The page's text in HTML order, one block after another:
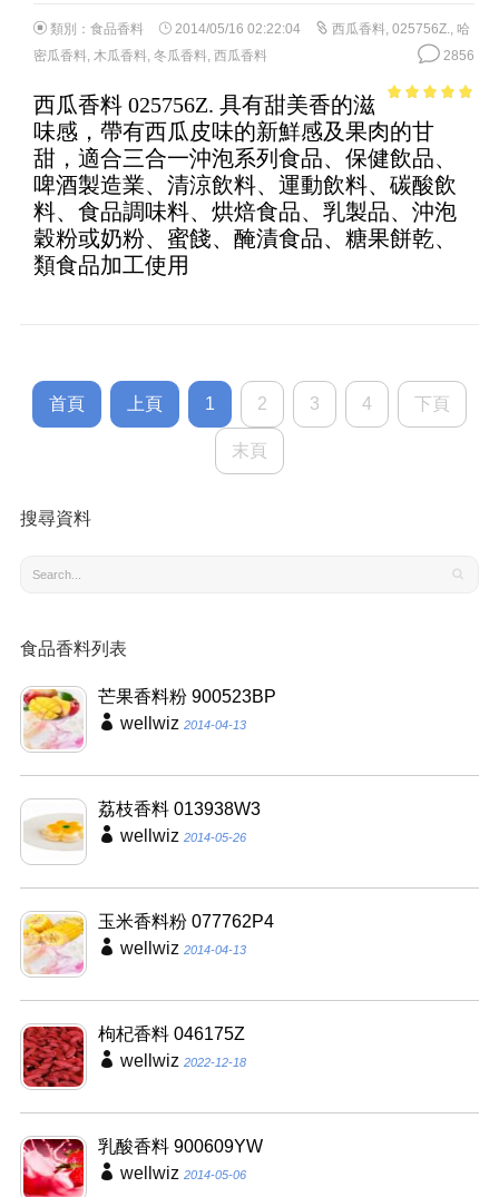
類別： 食品香料 2014/05/16 02:22:04 西瓜香料 025756Z.
哈
密瓜香料 木瓜香料 冬瓜香料 西瓜香料 2856
5
西瓜香料 025756Z. 具有甜美香的滋
味感，帶有西瓜皮味的新鮮感及果肉的甘
甜，適合三合一沖泡系列食品、保健飲品、
啤酒製造業、清涼飲料、運動飲料、碳酸飲
料、食品調味料、烘焙食品、乳製品、沖泡
穀粉或奶粉、蜜餞、醃漬食品、糖果餅乾、
類食品加工使用
首頁 上頁 1 2 3 4 下頁
末頁
搜尋資料
食品香料列表
芒果香料粉 900523BP
wellwiz 2014-04-13
荔枝香料 013938W3
wellwiz 2014-05-26
玉米香料粉 077762P4
wellwiz 2014-04-13
枸杞香料 046175Z
wellwiz 2022-12-18
乳酸香料 900609YW
wellwiz 2014-05-06